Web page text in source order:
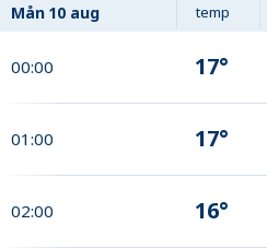
Mån 10 aug temp
00:00 17°
01:00 17°
02:00 16°